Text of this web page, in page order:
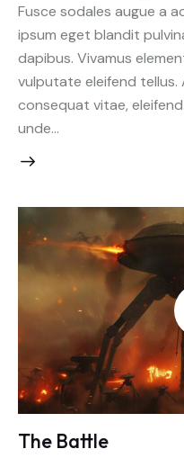
Fusce sodales augue a
ipsum eget blandit
dapibus. Vivamus
vulputate eleifend tellus.
consequat vitae,
unde…
The Battle